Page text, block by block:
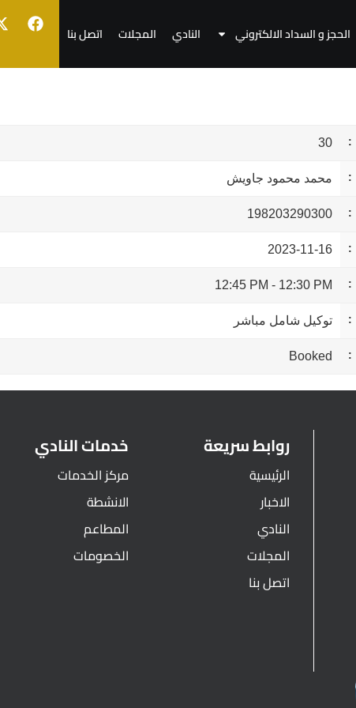
الحجز و السداد الالكتروني النادي المجلات اتصل بنا
30
محمد محمود جاويش
198203290300
2023-11-16
12:30 PM
-
12:45 PM
توكيل شامل مباشر
Booked
روابط سريعة
الرئيسية
الاخبار
النادي
المجلات
اتصل بنا
خدمات النادي
مركز الخدمات
الانشطة
المطاعم
الخصومات